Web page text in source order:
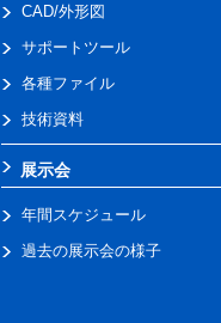
CAD/外形図
サポートツール
各種ファイル
技術資料
展示会
年間スケジュール
過去の展示会の様子